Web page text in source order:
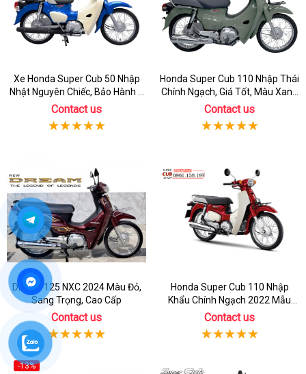
Xe Honda Super Cub 50 Nhập
Nhật Nguyên Chiếc, Bảo Hành 3
Năm
Contact us
Honda Super Cub 110 Nhập Thái
Chính Ngạch, Giá Tốt, Màu Xanh
Rêu
Contact us
Dream 125 NXC 2024 Màu Đỏ,
Sang Trọng, Cao Cấp
Contact us
Honda Super Cub 110 Nhập
Khẩu Chính Ngạch 2022 Mẫu
Mới
Contact us
-13%